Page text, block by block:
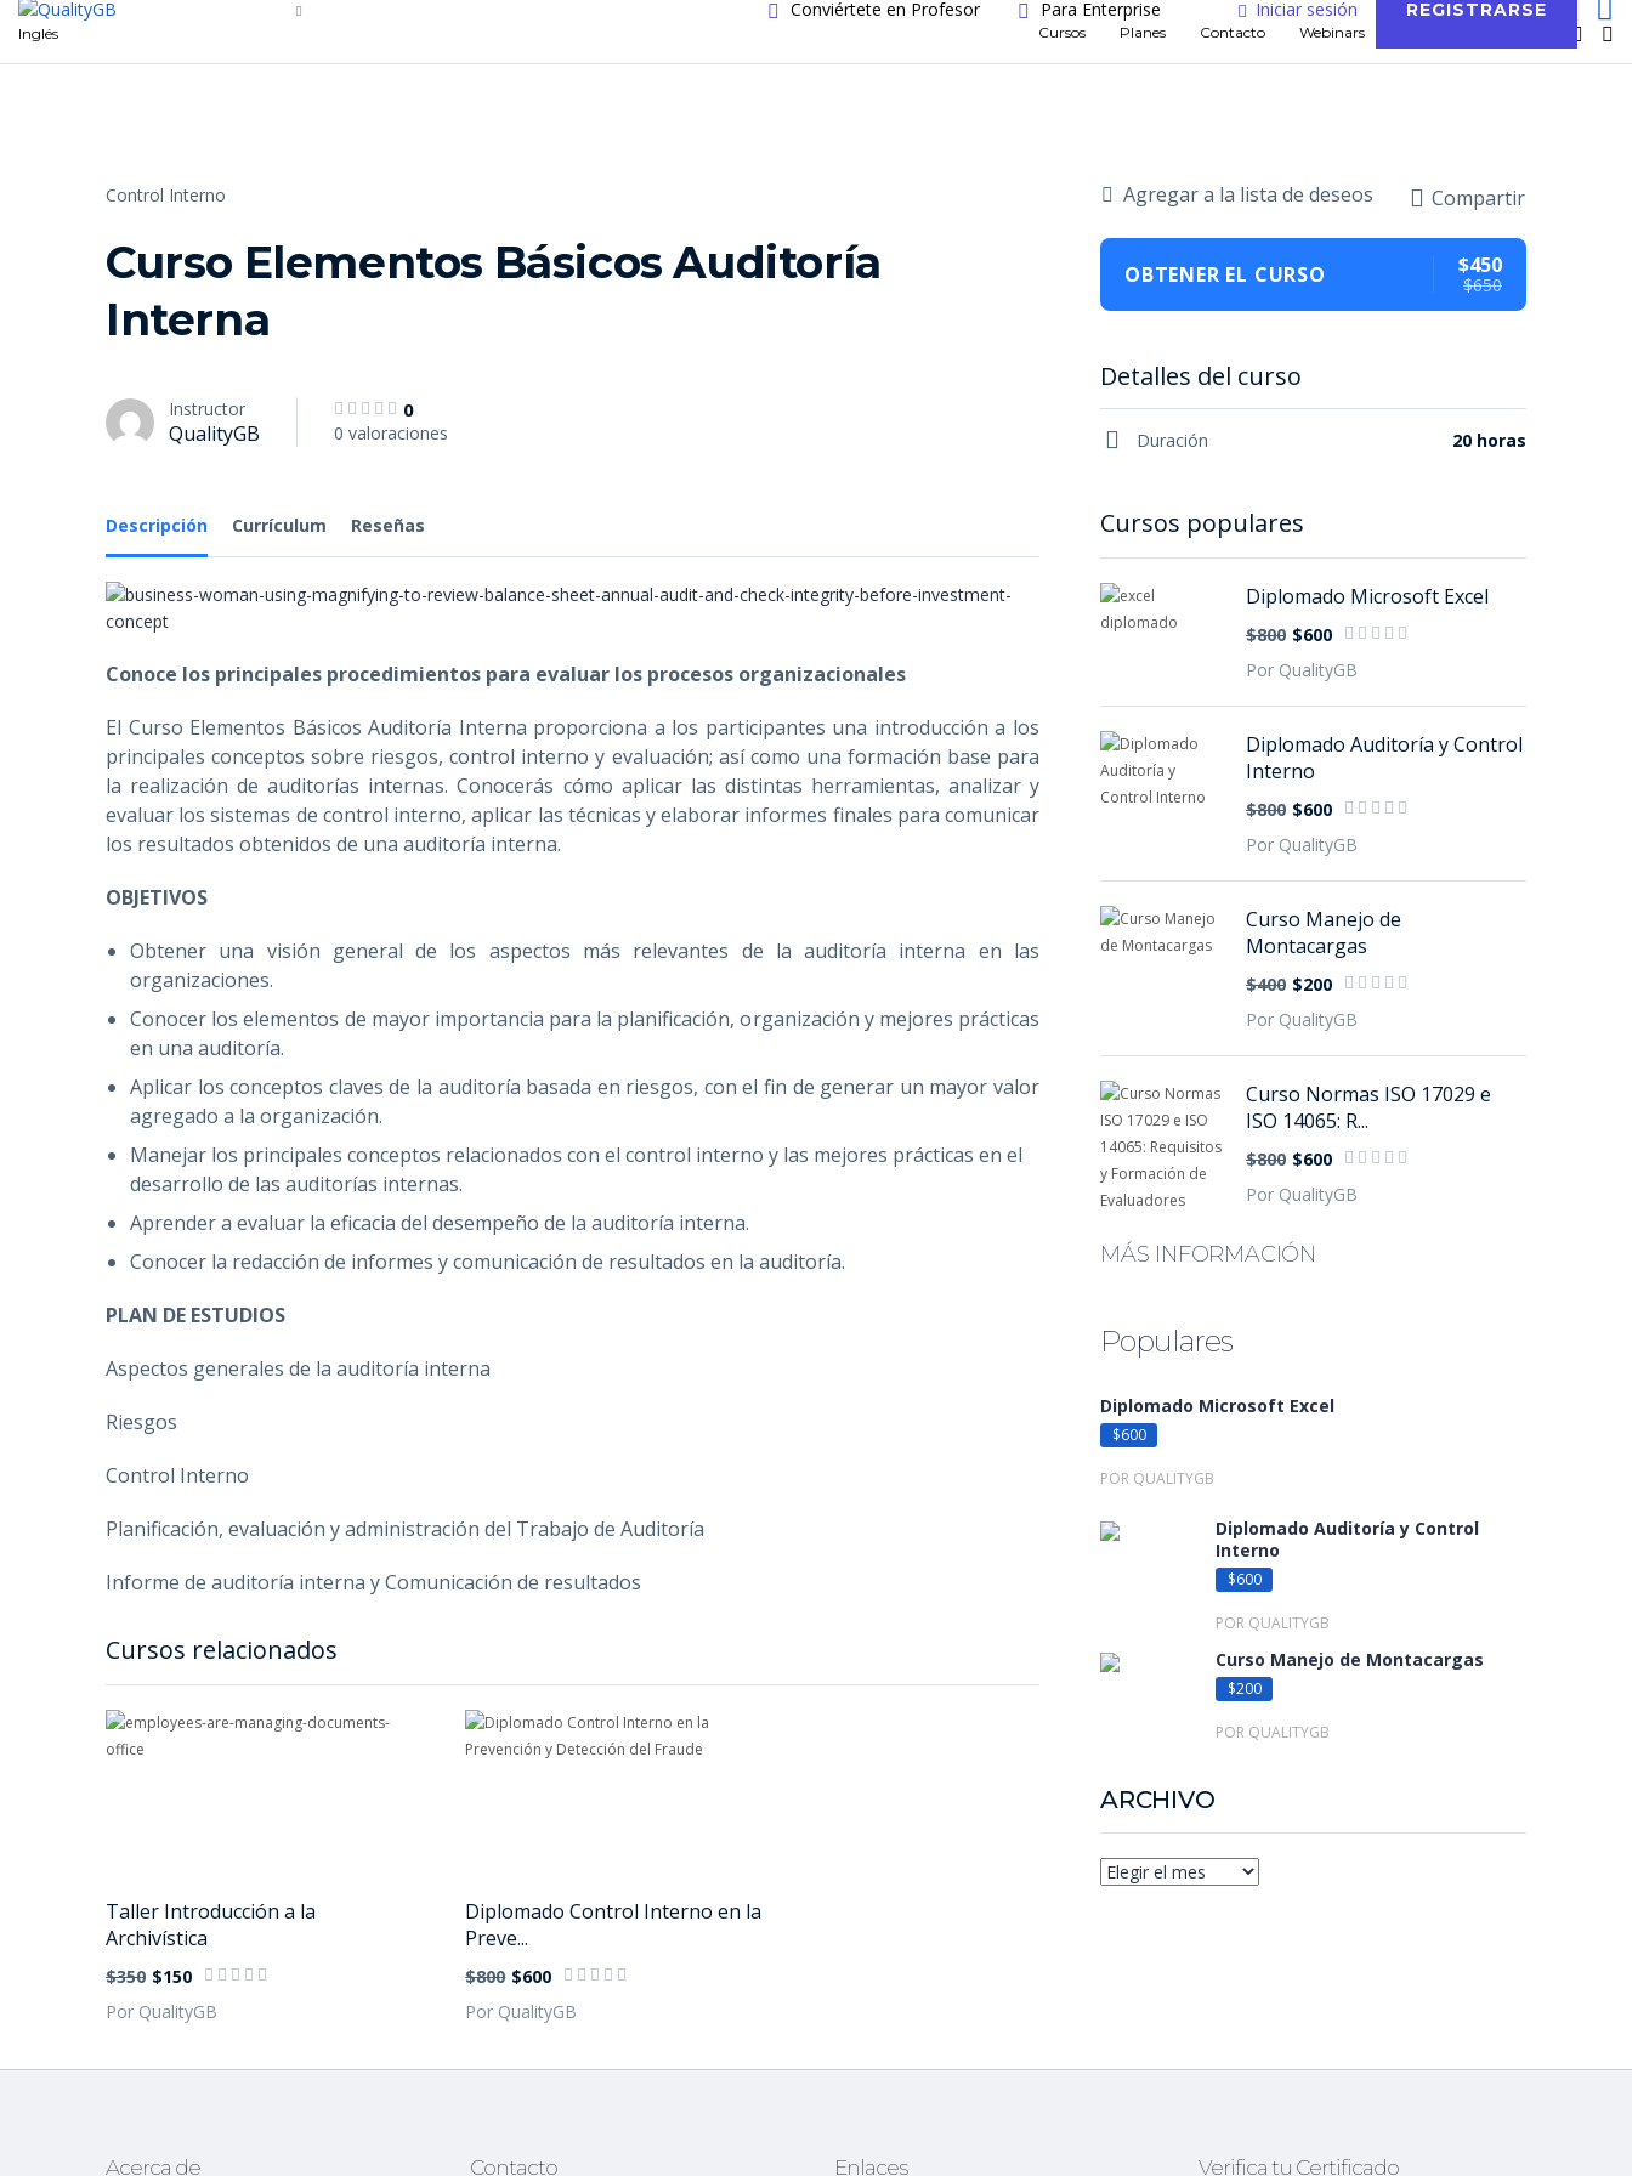
Inglés Cursos Planes Contacto Webinars
Conviértete en Profesor Para Enterprise Iniciar sesión REGISTRARSE
Control Interno
Curso Elementos Básicos Auditoría
Interna
Instructor
QualityGB
0
0 valoraciones
Descripción Currículum Reseñas
Conoce los principales procedimientos para evaluar los procesos organizacionales
El Curso Elementos Básicos Auditoría Interna proporciona a los participantes una introducción a los
principales conceptos sobre riesgos, control interno y evaluación; así como una formación base para
la realización de auditorías internas. Conocerás cómo aplicar las distintas herramientas, analizar y
evaluar los sistemas de control interno, aplicar las técnicas y elaborar informes finales para comunicar
los resultados obtenidos de una auditoría interna.
OBJETIVOS
Obtener una visión general de los aspectos más relevantes de la auditoría interna en las
organizaciones.
Conocer los elementos de mayor importancia para la planificación, organización y mejores prácticas
en una auditoría.
Aplicar los conceptos claves de la auditoría basada en riesgos, con el fin de generar un mayor valor
agregado a la organización.
Manejar los principales conceptos relacionados con el control interno y las mejores prácticas en el
desarrollo de las auditorías internas.
Aprender a evaluar la eficacia del desempeño de la auditoría interna.
Conocer la redacción de informes y comunicación de resultados en la auditoría.
PLAN DE ESTUDIOS
Aspectos generales de la auditoría interna
Riesgos
Control Interno
Planificación, evaluación y administración del Trabajo de Auditoría
Informe de auditoría interna y Comunicación de resultados
Cursos relacionados
Taller Introducción a la
Archivística
$350 $150
Por QualityGB
Diplomado Control Interno en la
Preve...
$800 $600
Por QualityGB
Agregar a la lista de deseos Compartir
OBTENER EL CURSO $450
$650
Detalles del curso
Duración 20 horas
Cursos populares
Diplomado Microsoft Excel
$800 $600
Por QualityGB
Diplomado Auditoría y Control
Interno
$800 $600
Por QualityGB
Curso Manejo de
Montacargas
$400 $200
Por QualityGB
Curso Normas ISO 17029 e
ISO 14065: R...
$800 $600
Por QualityGB
MÁS INFORMACIÓN
Populares
Diplomado Microsoft Excel
$600
POR QUALITYGB
Diplomado Auditoría y Control
Interno
$600
POR QUALITYGB
Curso Manejo de Montacargas
$200
POR QUALITYGB
ARCHIVO
Acerca de Contacto Enlaces Verifica tu Certificado